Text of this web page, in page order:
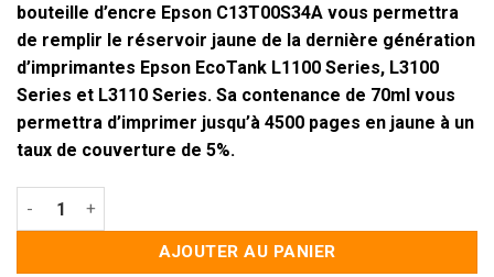
bouteille d’encre Epson C13T00S34A vous permettra
de remplir le réservoir jaune de la dernière génération
d’imprimantes Epson EcoTank L1100 Series, L3100
Series et L3110 Series. Sa contenance de 70ml vous
permettra d’imprimer jusqu’à 4500 pages en jaune à un
taux de couverture de 5%.
quantité de Epson 103 Jaune - Bouteille d'encre origine
AJOUTER AU PANIER